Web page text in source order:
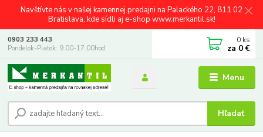
Navštívte nás v našej kamennej predajni na Palackého 22, 811 02
Bratislava, kde sídli aj e-shop www.merkantil.sk!
Menu
Hľadať
0903 233 443
Pondelok-Piatok: 9.00-17.00hod.
0 ks
za 0 €